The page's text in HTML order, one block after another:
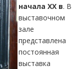
начала XX в. В
выставочном
зале
представлена
постоянная
выставка